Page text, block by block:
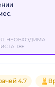
НЕОБХОДИМА
18+
4.7